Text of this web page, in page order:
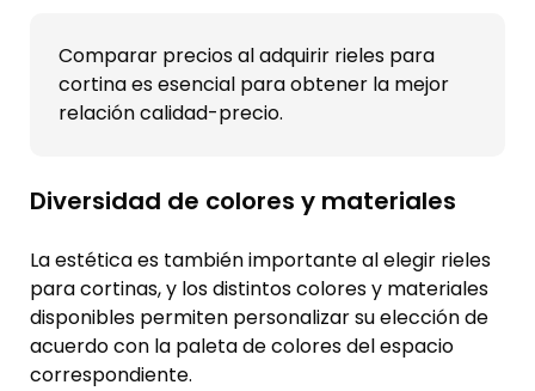
Comparar precios al adquirir rieles para
cortina es esencial para obtener la mejor
relación calidad-precio.
Diversidad de colores y materiales
La estética es también importante al elegir rieles
para cortinas, y los distintos colores y materiales
disponibles permiten personalizar su elección de
acuerdo con la paleta de colores del espacio
correspondiente.